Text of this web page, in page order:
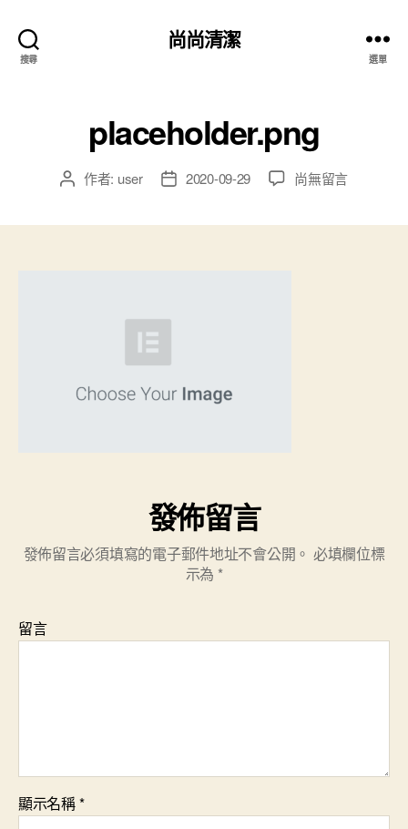
搜尋
尚尚清潔
選單
placeholder.png
作者: user 2020-09-29 尚無留言
發佈留言
發佈留言必須填寫的電子郵件地址不會公開。 必填欄位標
示為 *
留言
顯示名稱*